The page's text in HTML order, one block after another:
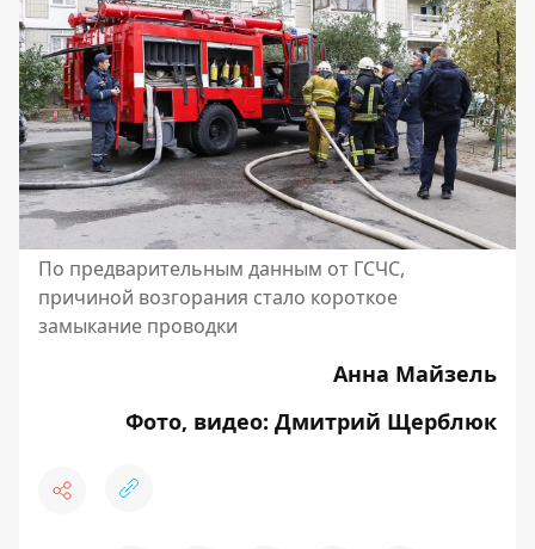
По предварительным данным от ГСЧС,
причиной возгорания стало короткое
замыкание проводки
Анна Майзель
Фото, видео: Дмитрий Щерблюк